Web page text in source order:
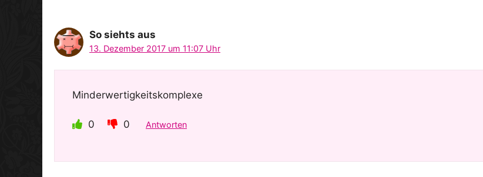
So siehts aus
13. Dezember 2017 um 11:07 Uhr
Minderwertigkeitskomplexe
0 0 Antworten